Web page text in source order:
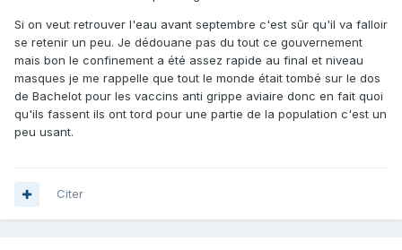
Si on veut retrouver l'eau avant septembre c'est sûr qu'il va falloir
se retenir un peu. Je dédouane pas du tout ce gouvernement
mais bon le confinement a été assez rapide au final et niveau
masques je me rappelle que tout le monde était tombé sur le dos
de Bachelot pour les vaccins anti grippe aviaire donc en fait quoi
qu'ils fassent ils ont tord pour une partie de la population c'est un
peu usant.
Citer